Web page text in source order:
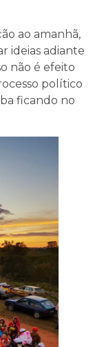
ao amanhã,
ideias adiante
não é efeito
político
ficando no